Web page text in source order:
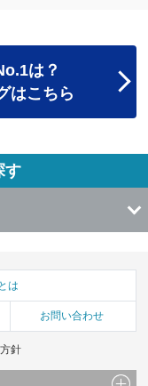
は？
はこちら
す
は
お問い合わせ
針